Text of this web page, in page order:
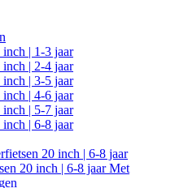
| 1-3 jaar
| 2-4 jaar
| 3-5 jaar
| 4-6 jaar
| 5-7 jaar
| 6-8 jaar
20 inch | 6-8 jaar
20 inch | 6-8 jaar Met